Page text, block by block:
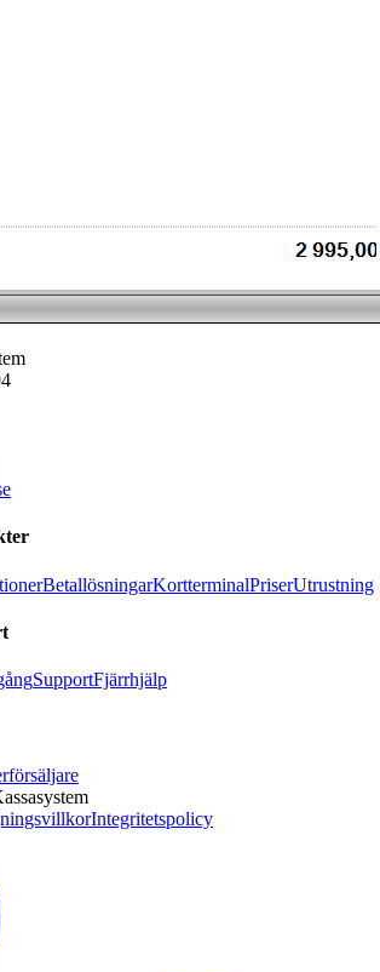
BetallösningarKortterminalPriserUtrustning
SupportFjärrhjälp
Integritetspolicy